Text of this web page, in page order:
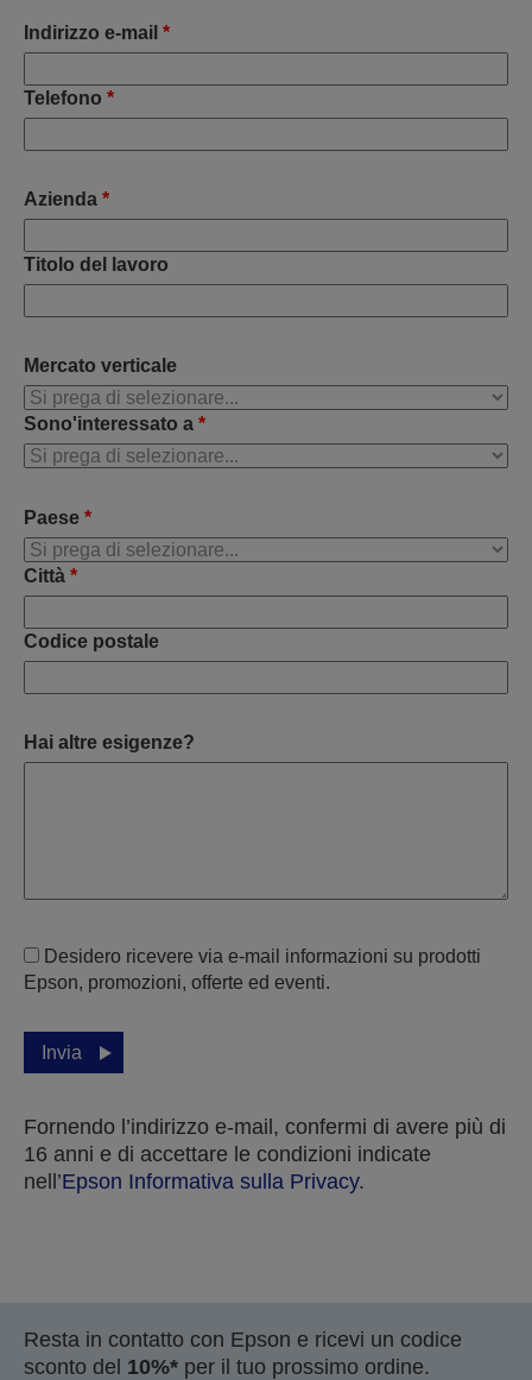
Indirizzo e-mail *
Telefono *
Azienda *
Titolo del lavoro
Mercato verticale
Sono'interessato a *
Paese *
Città *
Codice postale
Hai altre esigenze?
Desidero ricevere via e-mail informazioni su prodotti
Epson, promozioni, offerte ed eventi.
Invia
Fornendo l’indirizzo e-mail, confermi di avere più di
16 anni e di accettare le condizioni indicate
nell’Epson Informativa sulla Privacy.
Ti contatteremo entro i prossimi giorni lavorativi.
Resta in contatto con Epson e ricevi un codice
sconto del 10%* per il tuo prossimo ordine.